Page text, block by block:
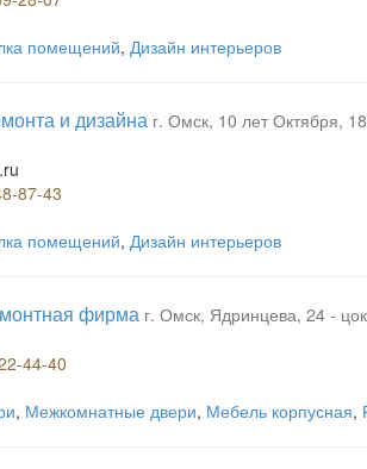
помещений, Дизайн интерьеров
и дизайна г. Омск, 10 лет Октября,
87-43
помещений, Дизайн интерьеров
фирма г. Омск, Ядринцева, 24 -
44-40
, Межкомнатные двери, Мебель корпусная,